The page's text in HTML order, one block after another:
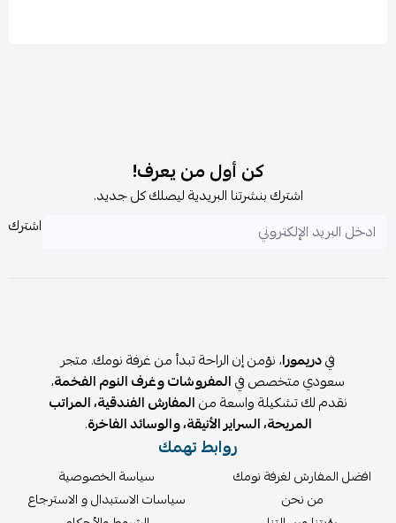
كن أول من يعرف!
اشترك بنشرتنا البريدية ليصلك كل جديد.
اشترك
فيدريمورا، نؤمن إن الراحة تبدأ من غرفة نومك. متجر
سعودي متخصص فيالمفروشات وغرف النوم الفخمة،
نقدم لك تشكيلة واسعة منالمفارش الفندقية، المراتب
المريحة، السراير الأنيقة، والوسائد الفاخرة.
روابط تهمك
افضل المفارش لغرفة نومك
من نحن
سياسة الخصوصية
سياسات الاستبدال و الاسترجاع